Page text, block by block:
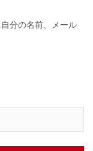
分の名前、メール